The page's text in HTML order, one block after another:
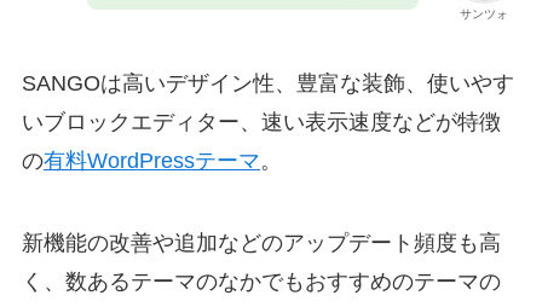
サンツォ
SANGOは高いデザイン性、豊富な装飾、使いやす
いブロックエディター、速い表示速度などが特徴
の有料WordPressテーマ。
新機能の改善や追加などのアップデート頻度も高
く、数あるテーマのなかでもおすすめのテーマの